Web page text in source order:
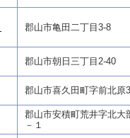
郡山市亀田二丁目3-8
郡山市朝日三丁目2-40
郡山市喜久田町字前北原
郡山市安積町荒井字北大
－１